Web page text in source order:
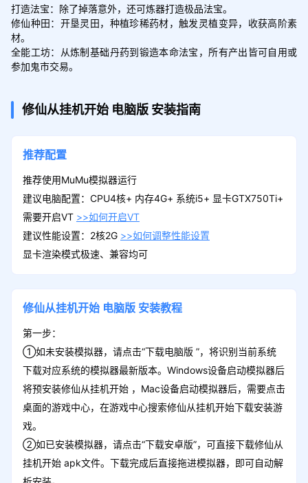
打造法宝：除了掉落意外，还可炼器打造极品法宝。
修仙种田：开垦灵田，种植珍稀药材，触发灵植变异，收获高阶素
材。
全能工坊：从炼制基础丹药到锻造本命法宝，所有产出皆可自用或
参加鬼市交易。
修仙从挂机开始 电脑版 安装指南
推荐配置
推荐使用MuMu模拟器运行
建议电脑配置：CPU4核+ 内存4G+ 系统i5+ 显卡GTX750Ti+
需要开启VT >>如何开启VT
建议性能设置：2核2G >>如何调整性能设置
显卡渲染模式极速、兼容均可
修仙从挂机开始 电脑版 安装教程
第一步：
①如未安装模拟器，请点击“下载电脑版 ”，将识别当前系统
下载对应系统的模拟器最新版本。Windows设备启动模拟器后
将预安装修仙从挂机开始 ，Mac设备启动模拟器后，需要点击
桌面的游戏中心，在游戏中心搜索修仙从挂机开始下载安装游
戏。
②如已安装模拟器，请点击“下载安卓版”，可直接下载修仙从
挂机开始 apk文件。下载完成后直接拖进模拟器，即可自动解